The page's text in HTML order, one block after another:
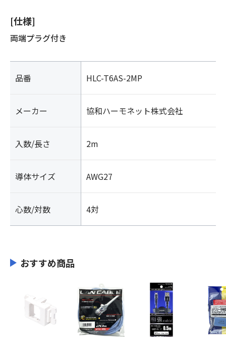
[仕様]
両端プラグ付き
品番 HLC-T6AS-2MP
メーカー 協和ハーモネット株式会社
入数/長さ 2m
導体サイズ AWG27
心数/対数 4対
おすすめ商品